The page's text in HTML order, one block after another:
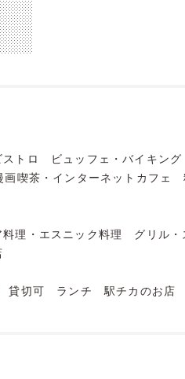
トロ
ビュッフェ・バイキング
画喫茶・インターネットカフェ
料理・エスニック料理 グリル・
貸切可 ランチ 駅チカのお店